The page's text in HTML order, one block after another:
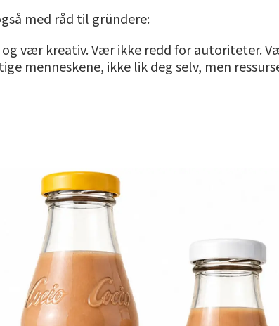
med råd til gründere:
vær kreativ. Vær ikke redd for autoriteter.
menneskene, ikke lik deg selv, men